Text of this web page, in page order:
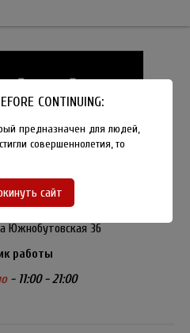
450-21-92
Method Vapeshop
Южнобутовская 36
работы
- 11:00 - 21:00
CONTINUING:
предназначен для людей,
совершеннолетия, то
сайт